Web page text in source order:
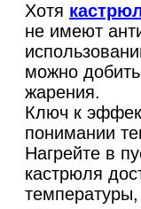
Хотя
не имеют
можно
жарения.
Ключ к
понимании
Нагрейте в
кастрюля